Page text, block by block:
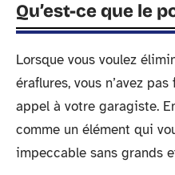
Qu’est-ce que le
Lorsque vous voulez
éraflures, vous n’avez
appel à votre garagiste.
comme un élément qui
impeccable sans grands